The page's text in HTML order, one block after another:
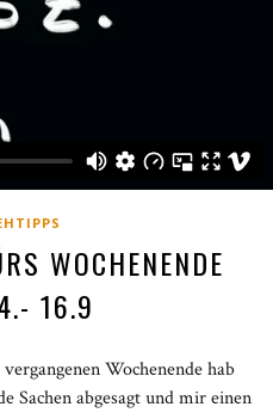
WOCHENENDE
16.9
Wochenende hab
Sachen abgesagt und mir einen